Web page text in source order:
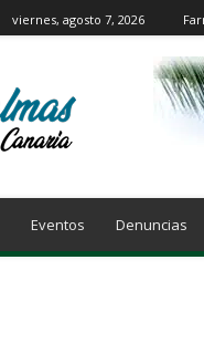
viernes, agosto 7, 2026
Eventos Denuncias